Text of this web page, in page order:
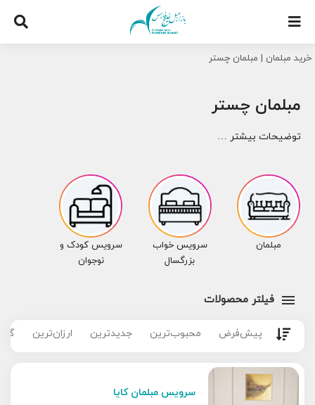
content
خرید مبلمان | مبلمان چستر
مبلمان چستر
توضیحات بیشتر …
مبلمان
سرویس خواب
بزرگسال
سرویس کودک و
نوجوان
فیلتر محصولات
پیش‌فرض محبوب‌ترین جدیدترین ارزان‌ترین
سرویس مبلمان کایا